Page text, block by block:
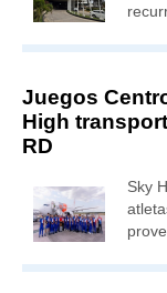
Juegos
High
RD
Sky